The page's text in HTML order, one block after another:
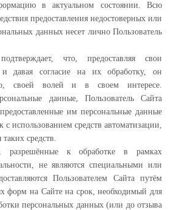
в актуальном состоянии. Всю
предоставления недостоверных или
данных несет лично Пользователь
что, предоставляя свои
и давая согласие на их обработку, он
своей волей и в своем интересе.
данные, Пользователь Сайта
им персональные данные
с использованием средств автоматизации,
средств.
разрешённые к обработке в рамках
не являются специальными или
Пользователем Сайта путём
форм на Сайте на срок, необходимый для
персональных данных (или до отзыва